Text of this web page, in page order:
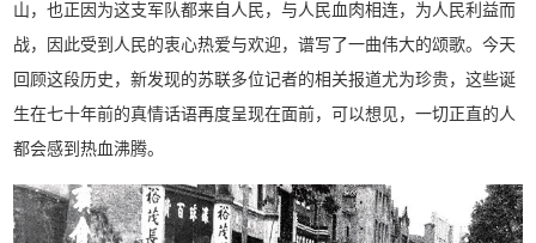
山，也正因为这支军队都来自人民，与人民血肉相连，为人民利益而
战，因此受到人民的衷心热爱与欢迎，谱写了一曲伟大的颂歌。今天
回顾这段历史，新发现的苏联多位记者的相关报道尤为珍贵，这些诞
生在七十年前的真情话语再度呈现在面前，可以想见，一切正直的人
都会感到热血沸腾。